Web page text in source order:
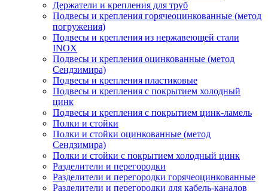
Держатели и крепления для труб
Подвесы и крепления горячеоцинкованные (метод
погружения)
Подвесы и крепления из нержавеющей стали
INOX
Подвесы и крепления оцинкованные (метод
Сендзимира)
Подвесы и крепления пластиковые
Подвесы и крепления с покрытием холодный
цинк
Подвесы и крепления с покрытием цинк-ламель
Полки и стойки
Полки и стойки оцинкованные (метод
Сендзимира)
Полки и стойки с покрытием холодный цинк
Разделители и перегородки
Разделители и перегородки горячеоцинкованные
Разделители и перегородки для кабель-каналов